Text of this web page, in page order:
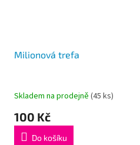
Milionová trefa
Skladem na prodejně (45 ks)
100 Kč
Do košíku